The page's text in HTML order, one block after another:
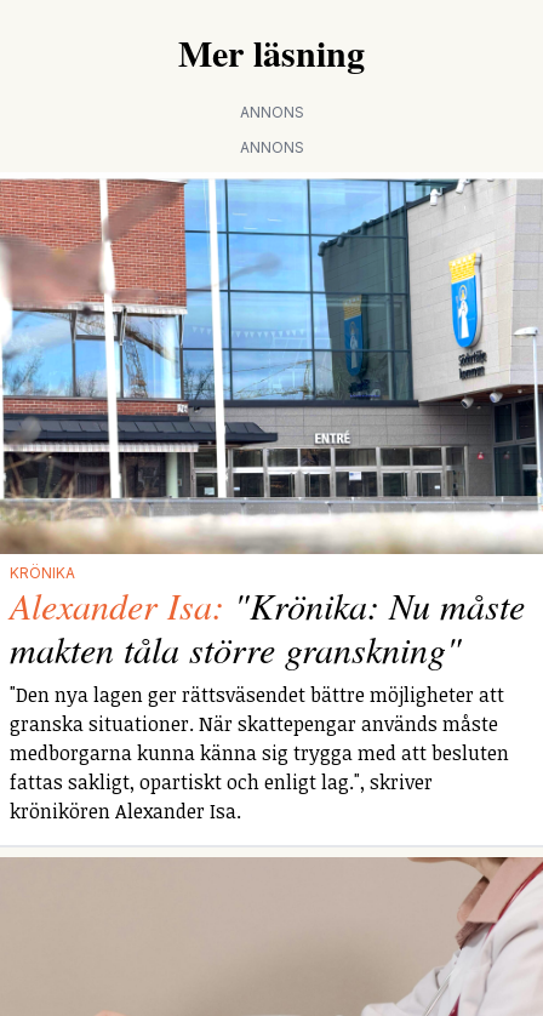
Mer läsning
ANNONS
ANNONS
KRÖNIKA
Alexander Isa: "Krönika: Nu måste
makten tåla större granskning"
"Den nya lagen ger rättsväsendet bättre möjligheter att
granska situationer. När skattepengar används måste
medborgarna kunna känna sig trygga med att besluten
fattas sakligt, opartiskt och enligt lag.", skriver
krönikören Alexander Isa.